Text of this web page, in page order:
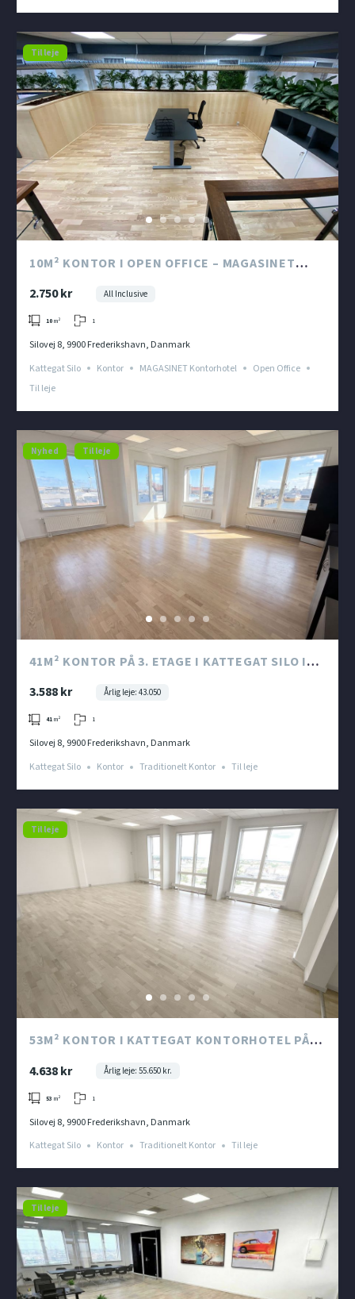
Til leje
10M² KONTOR I OPEN OFFICE – MAGASINET
2.750 kr All Inclusive
10 m² 1
Silovej 8, 9900 Frederikshavn, Danmark
Kattegat Silo
Kontor MAGASINET Kontorhotel
Open Office
Til leje
Nyhed Til leje
41M² KONTOR PÅ 3. ETAGE I KATTEGAT SILO I
3.588 kr Årlig leje: 43.050
41 m² 1
Silovej 8, 9900 Frederikshavn, Danmark
Kattegat Silo
Kontor Traditionelt Kontor Til leje
Til leje
53M² KONTOR I KATTEGAT KONTORHOTEL PÅ 8.
4.638 kr Årlig leje: 55.650 kr.
53 m² 1
Silovej 8, 9900 Frederikshavn, Danmark
Kattegat Silo
Kontor Traditionelt Kontor Til leje
Til leje